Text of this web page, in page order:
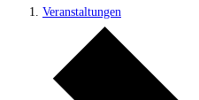
Veranstaltungen